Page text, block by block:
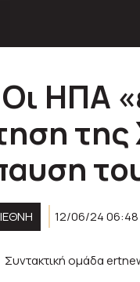
ΗΠΑ
της
12/06/24 06:48
Συντακτική ομάδα